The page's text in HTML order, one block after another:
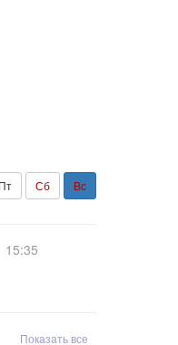
Пт Сб Вс
15:35
Показать все